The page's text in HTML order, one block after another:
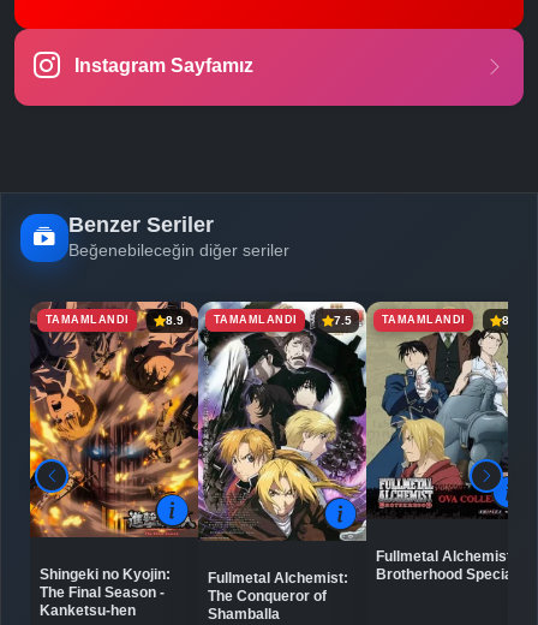
Instagram Sayfamız
Benzer Seriler
Beğenebileceğin diğer seriler
TAMAMLANDI 8.9
Shingeki no Kyojin:
The Final Season -
Kanketsu-hen
TAMAMLANDI 7.5
Fullmetal Alchemist:
The Conqueror of
Shamballa
TAMAMLANDI 8.0
Fullmetal Alchemist:
Brotherhood Specials